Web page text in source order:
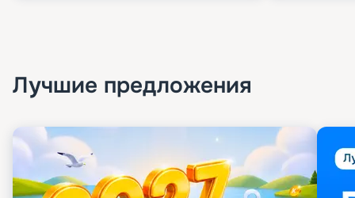
Лучшие предложения